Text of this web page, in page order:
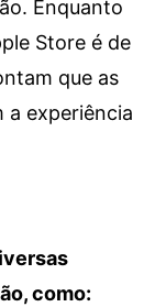
Enquanto
Store é de
que as
a experiência
como: